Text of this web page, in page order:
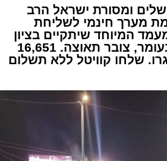
ומסורת ישראל הרב
מערך חינמי לשליחת
המיוחד שיתקיים בציון
רשב"י ביום ל"ג בעומר, צובר תאוצה. 16,651
שלחו קוויטל ללא תשלום